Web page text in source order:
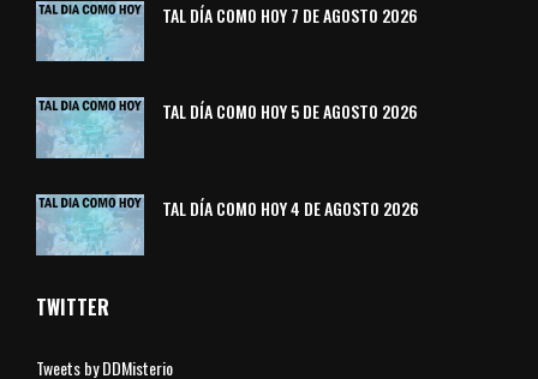
TAL DÍA COMO HOY 7 DE AGOSTO 2026
TAL DÍA COMO HOY 5 DE AGOSTO 2026
TAL DÍA COMO HOY 4 DE AGOSTO 2026
TWITTER
Tweets by DDMisterio